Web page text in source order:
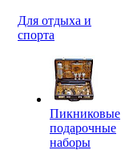
Для отдыха и
спорта
Пикниковые
подарочные
наборы